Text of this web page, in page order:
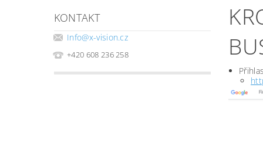
KONTAKT
Info@x-vision.cz
+420 608 236 258